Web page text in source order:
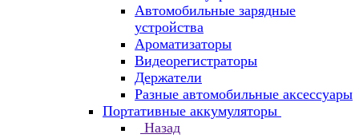
Автомобильные зарядные
устройства
Ароматизаторы
Видеорегистраторы
Держатели
Разные автомобильные аксессуары
Портативные аккумуляторы
Назад